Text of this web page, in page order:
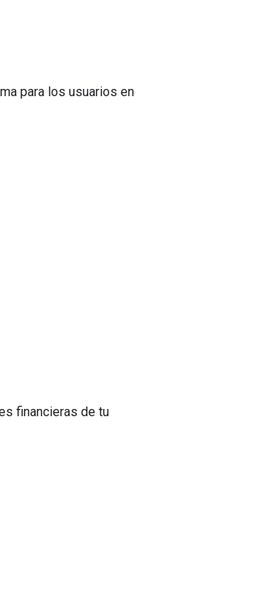
para los usuarios en
financieras de tu